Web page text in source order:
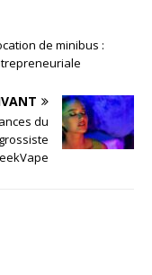
de minibus :
du